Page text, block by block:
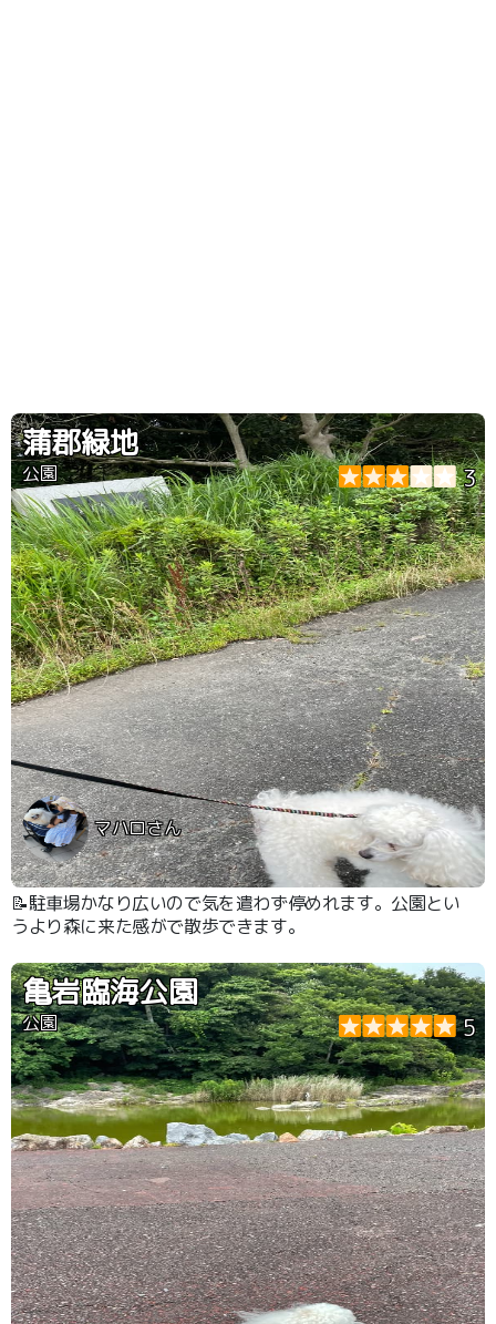
蒲郡緑地
公園 3
マハロさん
📝駐車場かなり広いので気を遣わず停めれます。公園とい
うより森に来た感がで散歩できます。
亀岩臨海公園
公園 5